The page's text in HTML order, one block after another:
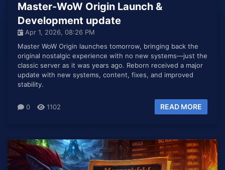
Master-WoW Origin Launch &
Development update
Apr 1, 2026, 08:26 PM
Master WoW Origin launches tomorrow, bringing back the
original nostalgic experience with no new systems—just the
classic server as it was years ago. Reborn received a major
update with new systems, content, fixes, and improved
stability.
0 1102 READ MORE